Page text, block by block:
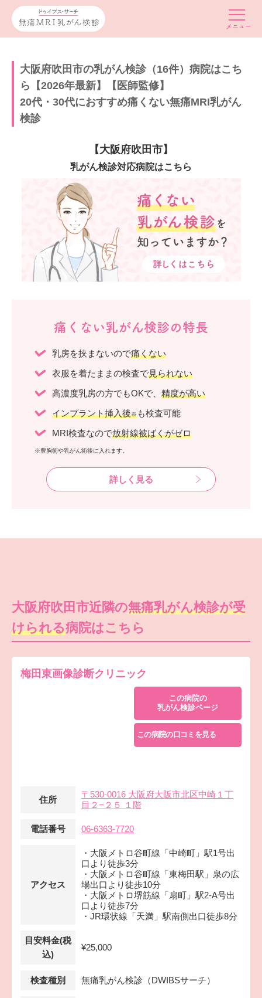
大阪府吹田市の乳がん検診（16件）病院はこち
ら【2026年最新】【医師監修】
20代・30代におすすめ痛くない無痛MRI乳がん
検診
【大阪府吹田市】
乳がん検診対応病院はこちら
痛くない乳がん検診の特長
乳房を挟まないので痛くない
衣服を着たままの検査で見られない
高濃度乳房の方でもOKで、 精度が高い
インプラント挿入後※ も検査可能
MRI検査なので放射線被ばくがゼロ
※豊胸術や乳がん術後に入れます。
詳しく見る
大阪府吹田市近隣の無痛乳がん検診が受
けられる病院はこちら
梅田東画像診断クリニック
この病院の
乳がん検診ページ
この病院の口コミを見る
住所
〒530-0016 大阪府大阪市北区中崎１丁
目２−２５ １階
電話番号 06-6363-7720
アクセス
・大阪メトロ谷町線「中崎町」駅1号出
口より徒歩3分
・大阪メトロ谷町線「東梅田駅」泉の広
場出口より徒歩10分
・大阪メトロ堺筋線「扇町」駅2-A号出
口より徒歩7分
・JR環状線「天満」駅南側出口徒歩8分
目安料金(税
込)
¥25,000
検査種別 無痛乳がん検診（DWIBSサーチ）